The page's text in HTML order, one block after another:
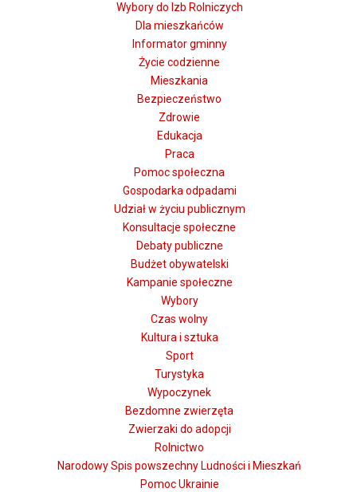
Wybory do Izb Rolniczych
Dla mieszkańców
Informator gminny
Życie codzienne
Mieszkania
Bezpieczeństwo
Zdrowie
Edukacja
Praca
Pomoc społeczna
Gospodarka odpadami
Udział w życiu publicznym
Konsultacje społeczne
Debaty publiczne
Budżet obywatelski
Kampanie społeczne
Wybory
Czas wolny
Kultura i sztuka
Sport
Turystyka
Wypoczynek
Bezdomne zwierzęta
Zwierzaki do adopcji
Rolnictwo
Narodowy Spis powszechny Ludności i Mieszkań
Pomoc Ukrainie